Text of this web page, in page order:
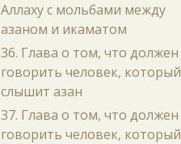
Аллаху с мольбами между
азаном и икаматом
36. Глава о том, что должен
говорить человек, который
слышит азан
37. Глава о том, что должен
говорить человек, который